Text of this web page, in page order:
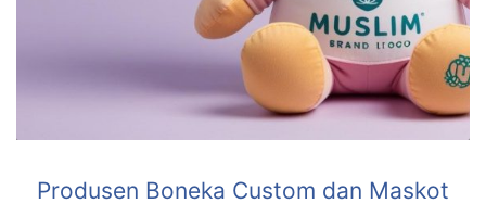
Produsen Boneka Custom dan Maskot